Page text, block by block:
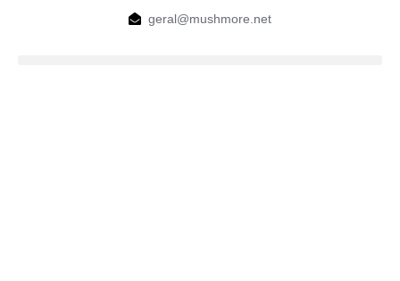
geral@mushmore.net